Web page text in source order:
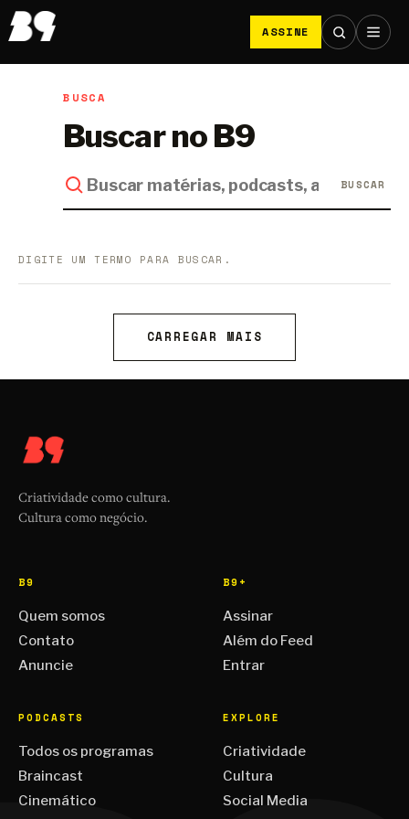
ASSINE
BUSCA
Buscar no B9
BUSCAR
DIGITE UM TERMO PARA BUSCAR.
CARREGAR MAIS
Criatividade como cultura.
Cultura como negócio.
B9
Quem somos
Contato
Anuncie
B9+
Assinar
Além do Feed
Entrar
PODCASTS
Todos os programas
Braincast
Cinemático
EXPLORE
Criatividade
Cultura
Social Media